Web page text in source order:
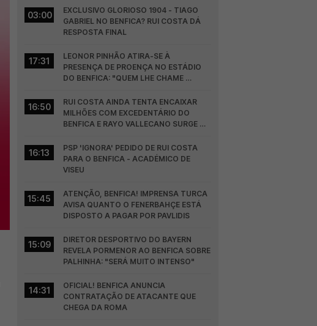
03:00
EXCLUSIVO GLORIOSO 1904 - TIAGO
GABRIEL NO BENFICA? RUI COSTA DÁ
RESPOSTA FINAL
17:31
LEONOR PINHÃO ATIRA-SE À
PRESENÇA DE PROENÇA NO ESTÁDIO
DO BENFICA: "QUEM LHE CHAME
16:50
RUI COSTA AINDA TENTA ENCAIXAR
MILHÕES COM EXCEDENTÁRIO DO
BENFICA E RAYO VALLECANO SURGE NA
16:13
PSP 'IGNORA' PEDIDO DE RUI COSTA
PARA O BENFICA - ACADÉMICO DE
VISEU
15:45
ATENÇÃO, BENFICA! IMPRENSA TURCA
AVISA QUANTO O FENERBAHÇE ESTÁ
DISPOSTO A PAGAR POR PAVLIDIS
15:09
DIRETOR DESPORTIVO DO BAYERN
REVELA PORMENOR AO BENFICA SOBRE
PALHINHA: "SERÁ MUITO INTENSO"
14:31
OFICIAL! BENFICA ANUNCIA
CONTRATAÇÃO DE ATACANTE QUE
CHEGA DA ROMA